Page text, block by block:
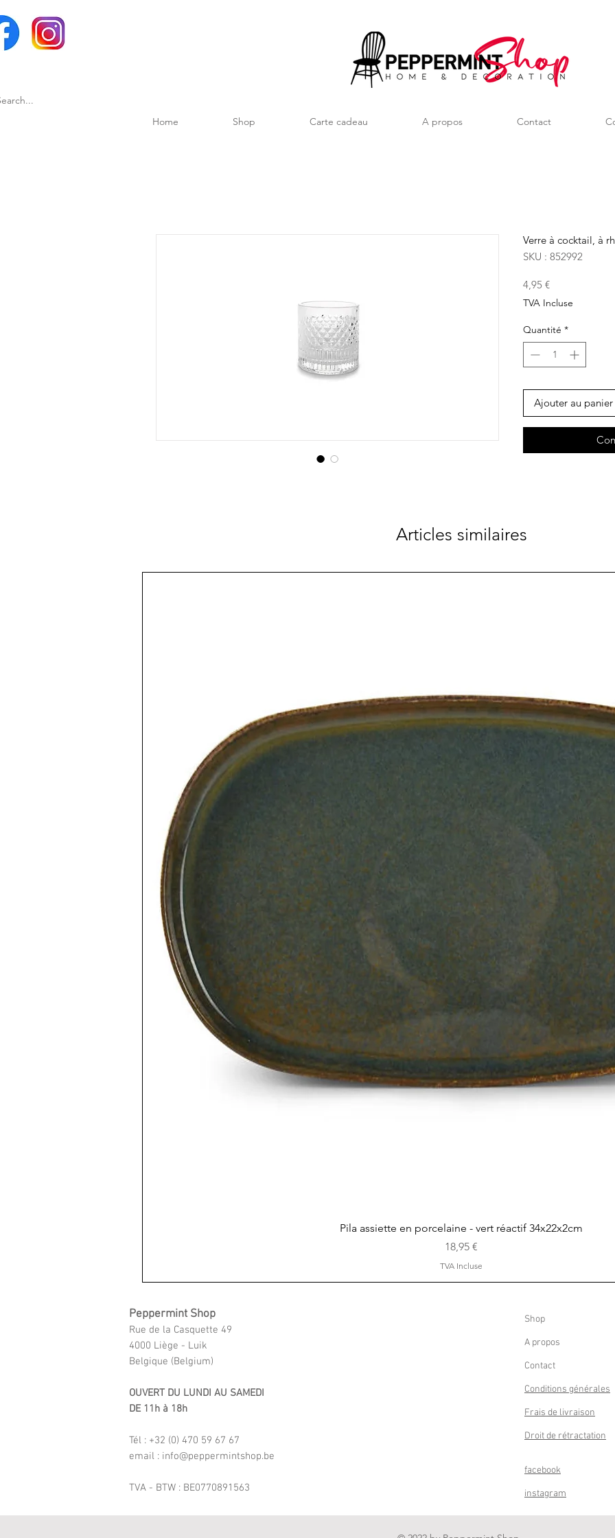
Home Shop Carte cadeau A propos Contact
Verre à cocktail, à
SKU : 852992
4,95 €Prix
TVA Incluse
Quantité *
Ajouter au panier
Articles similaires
Aperçu rapide
Pila assiette en porcelaine - vert réactif 34x22x2cm
Prix
18,95 €
TVA Incluse
Peppermint Shop
Rue de la Casquette 49
4000 Liège - Luik
Belgique (Belgium)
OUVERT DU LUNDI AU SAMEDI
DE 11h à 18h
Tél : +32 (0) 470 59 67 67
email : info@peppermintshop.be
TVA - BTW : BE0770891563
Shop
A propos
Contact
Conditions générales
Frais de livraison
Droit de rétractation
facebook
instagram